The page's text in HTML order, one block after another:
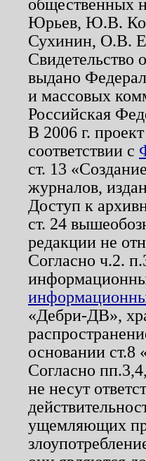
Юрьев, Ю.В.
Сухинин, О.В.
выдано
и массовых
Российская
В 2006 г.
соответствии с
ст. 13
журналов,
Доступ к
ст. 24
редакции не
Согласно ч.2.
«Дебри-ДВ»,
основании
Согласно
не несут
ущемляющих